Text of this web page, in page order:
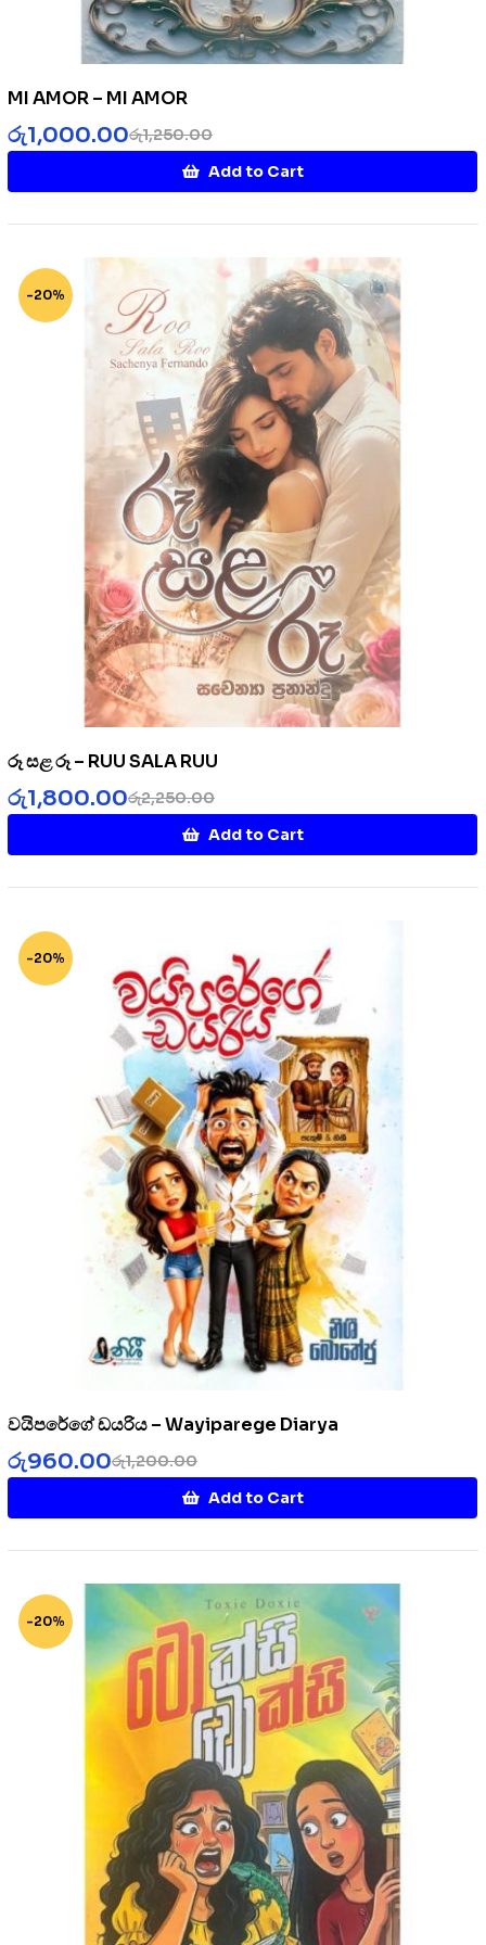
MI AMOR – MI AMOR
රු1,250.00
රු1,000.00
Add to Cart
-20%
රූ සළ රූ – RUU SALA RUU
රු2,250.00
රු1,800.00
Add to Cart
-20%
වයිපරේගේ ඩයරිය – Wayiparege Diarya
රු1,200.00
රු960.00
Add to Cart
-20%